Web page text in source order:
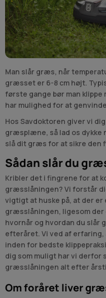
Man slår græs, når
græsset er 6-8 cm højt.
første gange bør man
har mulighed for at
Hos Savdoktoren giver vi
græsplæne, så lad os dykke
slå dit græs for at sikre den
Sådan slår du
Kribler det i fingrene for at
græsslåningen? Vi forstår
vigtigt at huske på, at der
græsslåningen, ligesom
hvornår og hvordan du slår
efteråret. Vi ved af erfaring,
inden for bedste
dig som muligt har vi derfor
græsslåningen alt efter
Om foråret liver